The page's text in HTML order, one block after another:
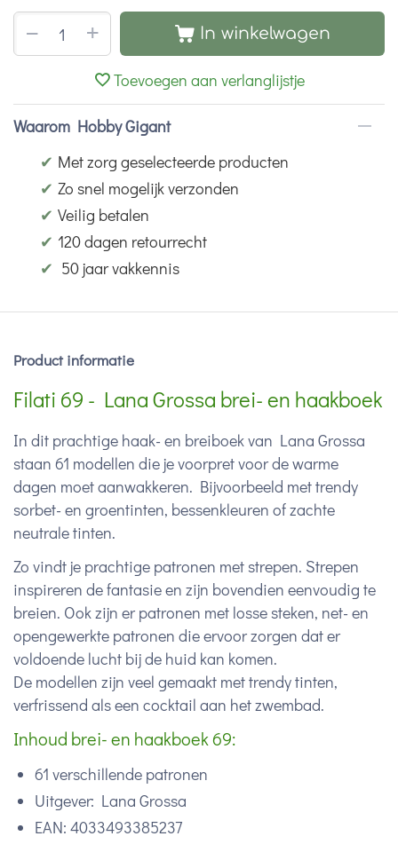
+
− In winkelwagen
Toevoegen aan verlanglijstje
Waarom Hobby Gigant
✔ Met zorg geselecteerde producten
✔ Zo snel mogelijk verzonden
✔ Veilig betalen
✔ 120 dagen retourrecht
✔ 50 jaar vakkennis
Product informatie
Filati 69 - Lana Grossa brei- en haakboek
In dit prachtige haak- en breiboek van Lana Grossa
staan 61 modellen die je voorpret voor de warme
dagen moet aanwakkeren. Bijvoorbeeld met trendy
sorbet- en groentinten, bessenkleuren of zachte
neutrale tinten.
Zo vindt je prachtige patronen met strepen. Strepen
inspireren de fantasie en zijn bovendien eenvoudig te
breien. Ook zijn er patronen met losse steken, net- en
opengewerkte patronen die ervoor zorgen dat er
voldoende lucht bij de huid kan komen.
De modellen zijn veel gemaakt met trendy tinten,
verfrissend als een cocktail aan het zwembad.
Inhoud brei- en haakboek 69:
61 verschillende patronen
Uitgever: Lana Grossa
EAN: 4033493385237